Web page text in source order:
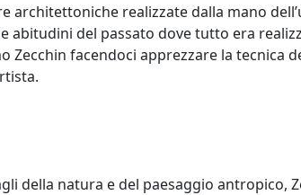
architettoniche realizzate dalla mano
del passato dove tutto era
Zecchin facendoci apprezzare la tecnica
della natura e del paesaggio